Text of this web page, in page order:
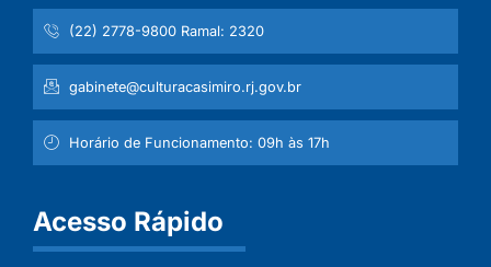
(22) 2778-9800 Ramal: 2320
gabinete@culturacasimiro.rj.gov.br
Horário de Funcionamento: 09h às 17h
Acesso Rápido